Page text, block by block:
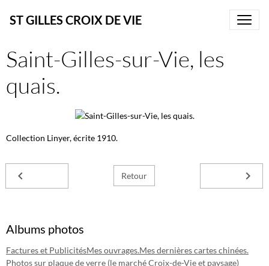
ST GILLES CROIX DE VIE
Saint-Gilles-sur-Vie, les
quais.
Collection Linyer, écrite 1910.
Retour
Albums photos
Factures et PublicitésMes ouvrages.Mes dernières cartes chinées.
Photos sur plaque de verre (le marché Croix-de-Vie et paysage)